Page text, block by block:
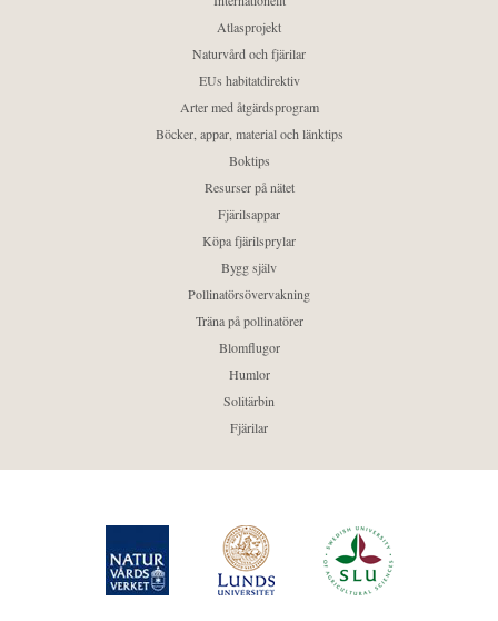
Atlasprojekt
Naturvård och fjärilar
EUs habitatdirektiv
Arter med åtgärdsprogram
Böcker, appar, material och länktips
Boktips
Resurser på nätet
Fjärilsappar
Köpa fjärilsprylar
Bygg själv
Pollinatörsövervakning
Träna på pollinatörer
Blomflugor
Humlor
Solitärbin
Fjärilar